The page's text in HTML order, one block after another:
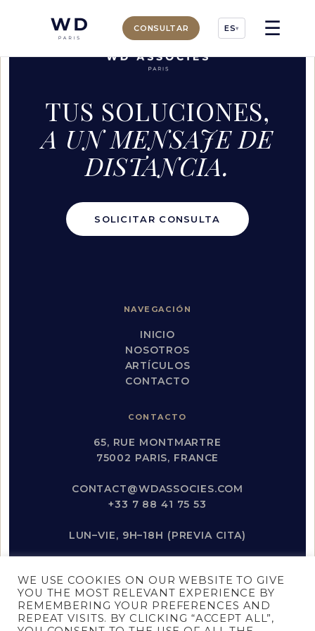
CONSULTAR ES▾ ☰
TUS SOLUCIONES,
A UN MENSAJE DE
DISTANCIA.
SOLICITAR CONSULTA
NAVEGACIÓN
INICIO
NOSOTROS
ARTÍCULOS
CONTACTO
CONTACTO
65, RUE MONTMARTRE
75002 PARIS, FRANCE
CONTACT@WDASSOCIES.COM
+33 7 88 41 75 53
LUN–VIE, 9H–18H (PREVIA CITA)
INSTAGRAM
LINKEDIN
YOUTUBE
WE USE COOKIES ON OUR WEBSITE TO GIVE
YOU THE MOST RELEVANT EXPERIENCE BY
REMEMBERING YOUR PREFERENCES AND
REPEAT VISITS. BY CLICKING “ACCEPT ALL”,